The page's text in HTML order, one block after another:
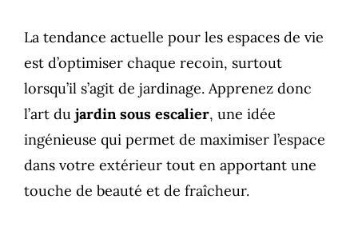
La tendance actuelle pour les espaces de vie
est d’optimiser chaque recoin, surtout
lorsqu’il s’agit de jardinage. Apprenez donc
l’art du jardin sous escalier, une idée
ingénieuse qui permet de maximiser l’espace
dans votre extérieur tout en apportant une
touche de beauté et de fraîcheur.